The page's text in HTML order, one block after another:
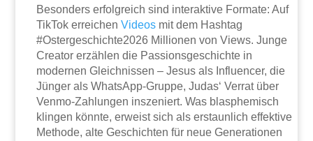
Besonders erfolgreich sind interaktive Formate: Auf
TikTok erreichenVideos mit dem Hashtag
#Ostergeschichte2026 Millionen von Views. Junge
Creator erzählen die Passionsgeschichte in
modernen Gleichnissen – Jesus als Influencer, die
Jünger als WhatsApp-Gruppe, Judas‘ Verrat über
Venmo-Zahlungen inszeniert. Was blasphemisch
klingen könnte, erweist sich als erstaunlich effektive
Methode, alte Geschichten für neue Generationen